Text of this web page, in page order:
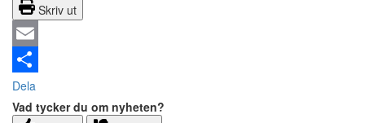
Skriv ut
Email
Dela
Vad tycker du om nyheten?